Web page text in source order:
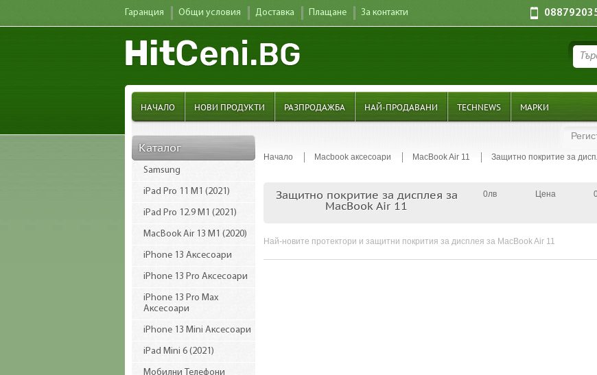
Гаранция Общи условия Доставка Плащане За контакти
НАЧАЛО НОВИ ПРОДУКТИ РАЗПРОДАЖБА НАЙ-ПРОДАВАНИ TECHNEWS МАРКИ
Каталог
Samsung
iPad Pro 11 M1 (2021)
iPad Pro 12.9 M1 (2021)
MacBook Air 13 M1 (2020)
iPhone 13 Аксесоари
iPhone 13 Pro Аксесоари
iPhone 13 Pro Max
Аксесоари
iPhone 13 Mini Аксесоари
iPad Mini 6 (2021)
Мобилни Телефони
Начало Macbook аксесоари MacBook Air 11 Защитно покритие за
Защитно покритие за дисплея за
MacBook Air 11
0лв Цена
Най-новите протектори и защитни покрития за дисплея за MacBook Air 11